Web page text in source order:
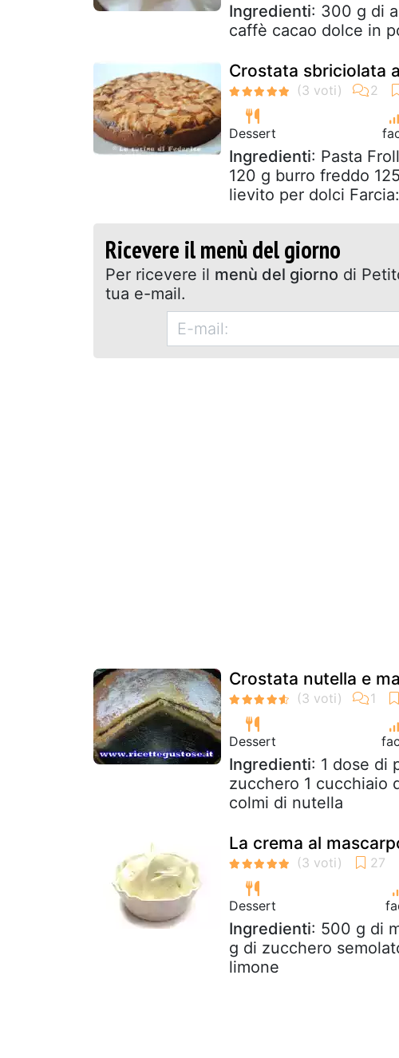
Ingredienti: 300 g di
caffè cacao dolce in
Crostata sbriciolata
Dessert
Ingredienti: Pasta
120 g burro freddo
lievito per dolci
Ricevere il menù del giorno
Per ricevere il menù del giorno di
tua e-mail.
Crostata nutella e
Dessert
Ingredienti: 1 dose di
zucchero 1 cucchiaio
colmi di nutella
La crema al
Dessert
Ingredienti: 500 g di
g di zucchero
limone